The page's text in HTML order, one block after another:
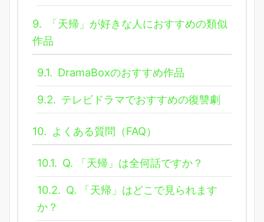
9.
「天帰」が好きな人におすすめの類似
作品
9.1. DramaBoxのおすすめ作品
9.2. テレビドラマでおすすめの復讐劇
10. よくある質問（FAQ）
10.1. Q. 「天帰」は全何話ですか？
10.2. Q. 「天帰」はどこで見られます
か？